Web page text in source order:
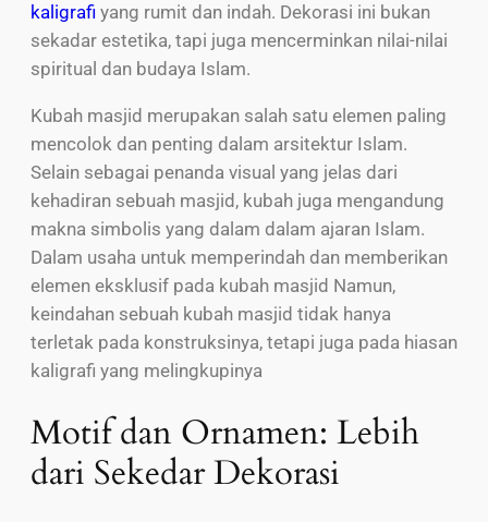
kaligrafi yang rumit dan indah. Dekorasi ini bukan
sekadar estetika, tapi juga mencerminkan nilai-nilai
spiritual dan budaya Islam.
Kubah masjid merupakan salah satu elemen paling
mencolok dan penting dalam arsitektur Islam.
Selain sebagai penanda visual yang jelas dari
kehadiran sebuah masjid, kubah juga mengandung
makna simbolis yang dalam dalam ajaran Islam.
Dalam usaha untuk memperindah dan memberikan
elemen eksklusif pada kubah masjid Namun,
keindahan sebuah kubah masjid tidak hanya
terletak pada konstruksinya, tetapi juga pada hiasan
kaligrafi yang melingkupinya
Motif dan Ornamen: Lebih
dari Sekedar Dekorasi